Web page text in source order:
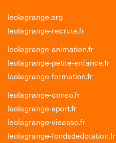
leolagrange.org
leolagrange-recrute.fr
leolagrange-animation.fr
leolagrange-petite-enfance.fr
leolagrange-formation.fr
leolagrange-conso.fr
leolagrange-sport.fr
leolagrange-vieasso.fr
leolagrange-fondsdedotation.fr